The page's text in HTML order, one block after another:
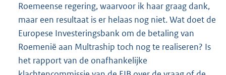
Roemeense regering, waarvoor ik haar graag dank,
maar een resultaat is er helaas nog niet. Wat doet de
Europese Investeringsbank om de betaling van
Roemenië aan Multraship toch nog te realiseren? Is
het rapport van de onafhankelijke